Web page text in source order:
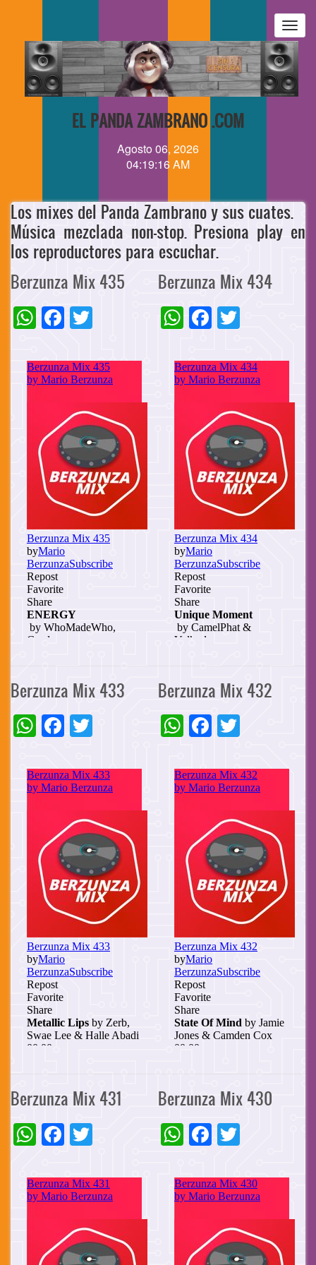
contenido
principal
EL PANDA ZAMBRANO .COM
Agosto 06, 2026
04:19:16 AM
Los mixes del Panda Zambrano y sus cuates.
Música mezclada non-stop. Presiona play en
los reproductores para escuchar.
Berzunza Mix 435
WhatsApp
Facebook
Berzunza Mix 434
WhatsApp
Facebook
Berzunza Mix 433
WhatsApp
Facebook
Berzunza Mix 432
WhatsApp
Facebook
Berzunza Mix 431
WhatsApp
Facebook
Berzunza Mix 430
WhatsApp
Facebook